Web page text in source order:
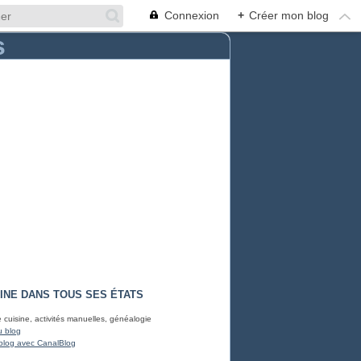
Connexion + Créer mon blog
DANS TOUS SES ÉTATS
cuisine, activités manuelles, généalogie
blog
avec CanalBlog